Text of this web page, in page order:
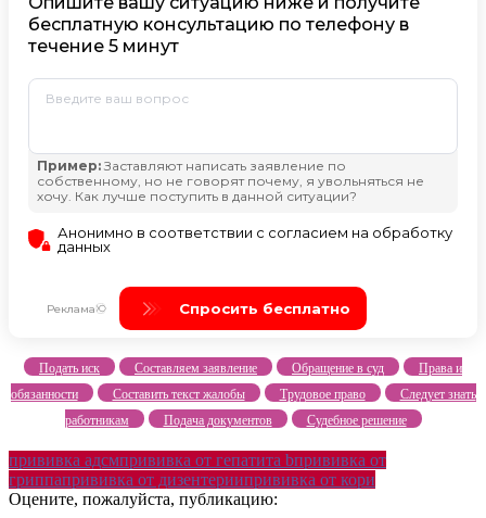
Подать иск Составляем заявление Обращение в суд
Права и
обязанности
Составить текст жалобы Трудовое право
Следует знать
работникам
Подача документов Судебное решение
прививка адсмпрививка от гепатита bпрививка от
гриппапрививка от дизентериипрививка от кори
Оцените, пожалуйста, публикацию: